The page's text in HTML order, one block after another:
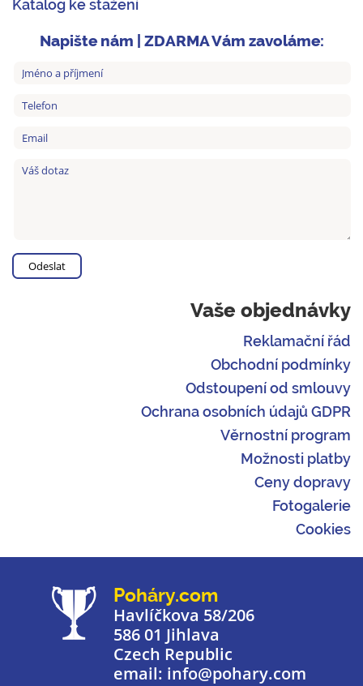
Katalog ke stažení
Napište nám | ZDARMA Vám zavoláme:
Vaše objednávky
Reklamační řád
Obchodní podmínky
Odstoupení od smlouvy
Ochrana osobních údajů GDPR
Věrnostní program
Možnosti platby
Ceny dopravy
Fotogalerie
Cookies
Poháry.com
Havlíčkova 58/206
586 01 Jihlava
Czech Republic
email: info@pohary.com